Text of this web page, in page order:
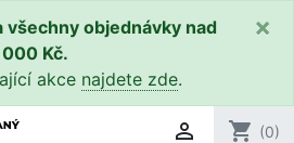
všechny objednávky nad
Kč.
akce najdete zde.
×
 shopping_cart (0)